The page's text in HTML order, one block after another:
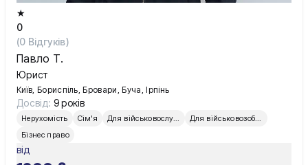
★
0
(0 Відгуків)
Павло Т.
Юрист
Київ, Бориспіль, Бровари, Буча, Ірпінь
Досвід: 9 років
Нерухомість Сім'я Для військовослужбовців
Для військовозобов’язаних
Бізнес право
від